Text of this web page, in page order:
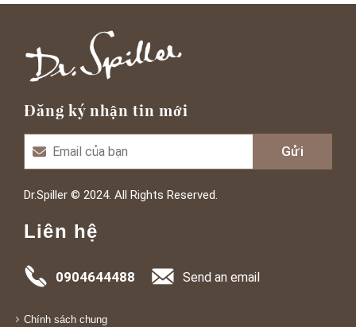
Đăng ký nhận tin mới
Dr.Spiller © 2024. All Rights Reserved.
Liên hệ
0904644488 Send an email
Chính sách chung